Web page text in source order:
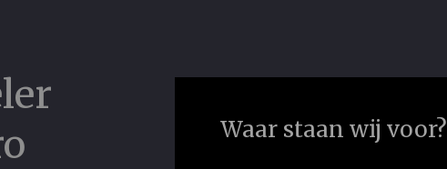
Waar staan wij voor?